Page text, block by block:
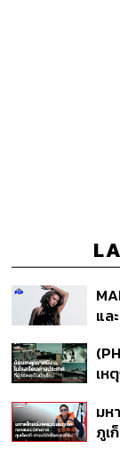
แล
สัม
เห
นัก
มห
ภูเ